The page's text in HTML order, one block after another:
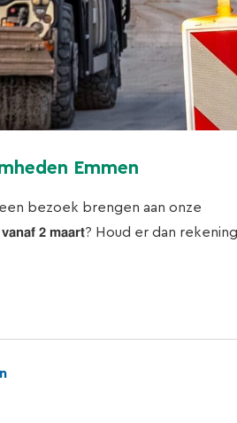
Emmen
bezoek brengen aan onze
𝟮 𝗺𝗮𝗮𝗿𝘁? Houd er dan rekening